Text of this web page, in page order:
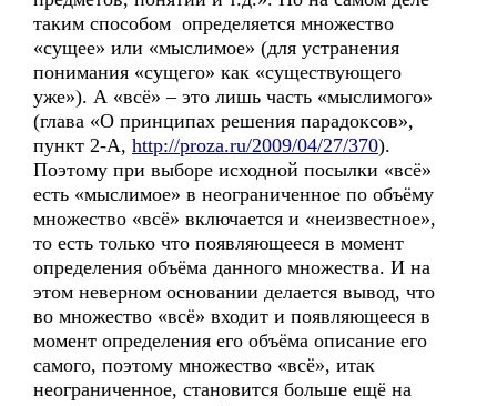
таким способом определяется множество
«сущее» или «мыслимое» (для устранения
понимания «сущего» как «существующего
уже»). А «всё» – это лишь часть «мыслимого»
(глава «О принципах решения парадоксов»,
пункт 2-А, http://proza.ru/2009/04/27/370).
Поэтому при выборе исходной посылки «всё»
есть «мыслимое» в неограниченное по объёму
множество «всё» включается и «неизвестное»,
то есть только что появляющееся в момент
определения объёма данного множества. И на
этом неверном основании делается вывод, что
во множество «всё» входит и появляющееся в
момент определения его объёма описание его
самого, поэтому множество «всё», итак
неограниченное, становится больше ещё на